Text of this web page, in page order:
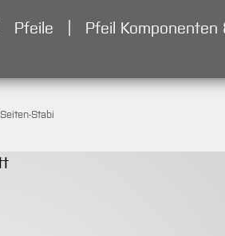
Pfeile Pfeil Komponenten
Seiten-Stabi